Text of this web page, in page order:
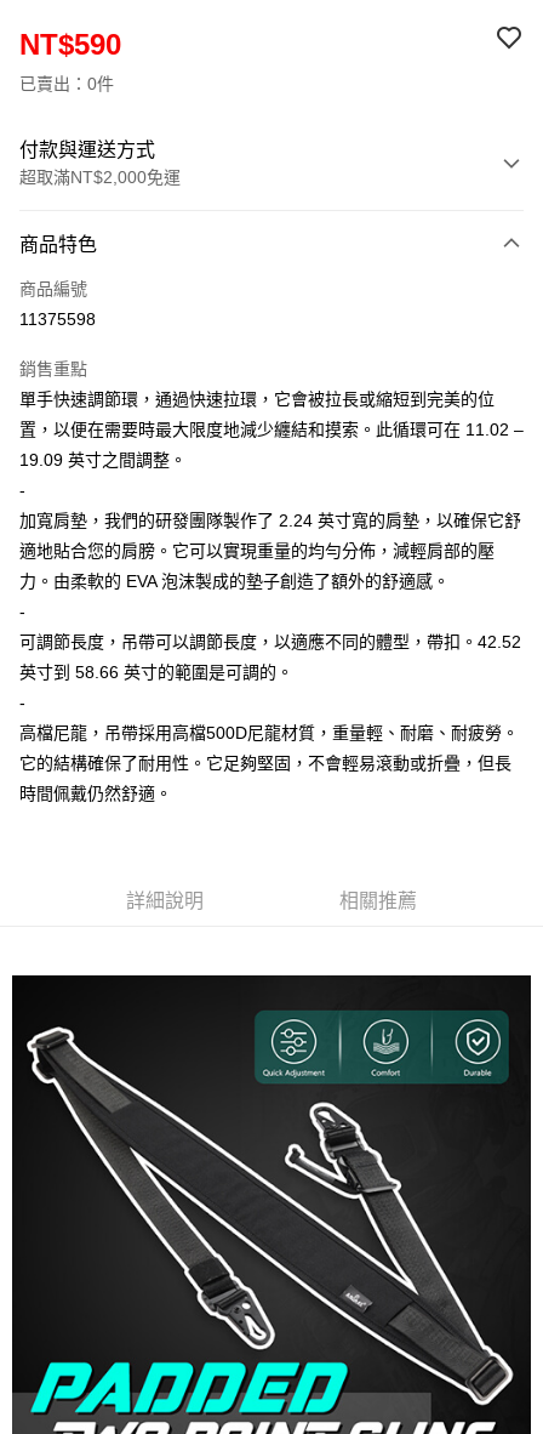
NT$590
已賣出：0件
付款與運送方式
超取滿NT$2,000免運
信用卡一次付款
信用卡分期付款
合作金庫商業銀行
華南商業銀行
彰化商業銀行
上海商業儲蓄銀行
台北富邦商業銀行
國泰世華商業銀行
匯豐（台灣）商業銀行
華泰商業銀行
聯邦商業銀行
遠東國際商業銀行
元大商業銀行
永豐商業銀行
玉山商業銀行
星展（台灣）商業銀行
台灣樂天信用卡公司
超商取貨付款
LINE Pay
街口支付
AFTEE先享後付
相關說明
【關於「AFTEE先享後付」】
１．簡單：不需註冊會員、不需綁卡、不需儲值。
２．便利：只要手機號碼，簡訊認證，即可結帳。
２．訂單成立數日內，您將收到繳費通知簡訊。
３．收到繳費通知簡訊後14天內，點擊此簡訊中的連結，可透過四大超商／
購買商品的店家。未經商家同意取消之訂單仍視為有效，需透過AFTEE先享
※ 交易是否成功請以「AFTEE先享後付 」之結帳頁面顯示為準，若有關於
是否繳費成功／繳費後需取消欲退款等相關疑問，請聯繫「AFTEE先享後付
客戶支援中心」
https://netprotections.freshdesk.com/support/home
【注意事項】
１．透過由恩沛科技股份有限公司提供之「AFTEE先享後付」服務完成之交
易，需依本服務之必要範圍內提供個人資料，並將交易相關給付款項請求債
權轉讓予恩沛科技股份有限公司。
２．關於個人資料處理事宜，請瀏覽以下網址：
https://aftee.tw/terms/#terms3
３．未成年的使用者請事先徵得法定代理人或監護人之同意方可使用
「AFTEE先享後付」，若未經同意申辦者引起之損失，本公司不負相關責
４．使用「AFTEE先享後付」時，將依據個別帳號之用戶狀況，依本公司即
時審查核予不同之上限額度；若仍有額度不足之情形，本公司將視審查結果
５．嚴禁一人註冊多個帳號或使用他人資訊註冊。若發現惡意使用之情形，
恩沛科技股份有限公司將有權停止該用戶之使用額度並採取法律行動。
貨到付款
運送方式
每筆NT$60，滿NT$2,000(含以上)免運費
新竹物流
每筆NT$200，滿NT$2,000(含以上)免運費
每筆NT$400
每筆NT$200，滿NT$2,000(含以上)免運費
查看運費
商品特色
商品編號
11375598
銷售重點
單手快速調節環，通過快速拉環，它會被拉長或縮短到完美的位
置，以便在需要時最大限度地減少纏結和摸索。此循環可在 11.02 –
19.09 英寸之間調整。
-
加寬肩墊，我們的研發團隊製作了 2.24 英寸寬的肩墊，以確保它舒
適地貼合您的肩膀。它可以實現重量的均勻分佈，減輕肩部的壓
力。由柔軟的 EVA 泡沫製成的墊子創造了額外的舒適感。
-
可調節長度，吊帶可以調節長度，以適應不同的體型，帶扣。42.52
英寸到 58.66 英寸的範圍是可調的。
-
高檔尼龍，吊帶採用高檔500D尼龍材質，重量輕、耐磨、耐疲勞。
它的結構確保了耐用性。它足夠堅固，不會輕易滾動或折疊，但長
時間佩戴仍然舒適。
詳細說明 相關推薦